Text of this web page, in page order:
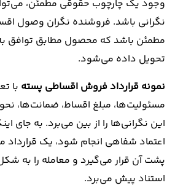
وجود یک چارچوب حقوقی مطمئن،
نگرانی باشد. فروشنده نگران وصول
مطمئن باشد که محصول مطابق توافق
تحویل داده می‌شود.
نمونه قرارداد فروش اقساطی پسته با
مسئولیت‌ها، مبلغ اقساط، ضمانت‌ها،
این نگرانی‌ها را از بین می‌برد. به ‌جای
اعتماد شفاهی انجام شود، یک
پشت آن قرار می‌گیرد و معامله را به
استناد پیش می‌برد.